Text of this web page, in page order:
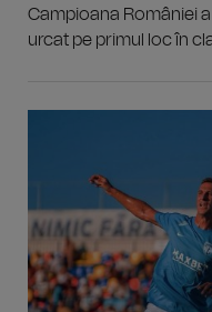
Campioana României
urcat pe primul loc în